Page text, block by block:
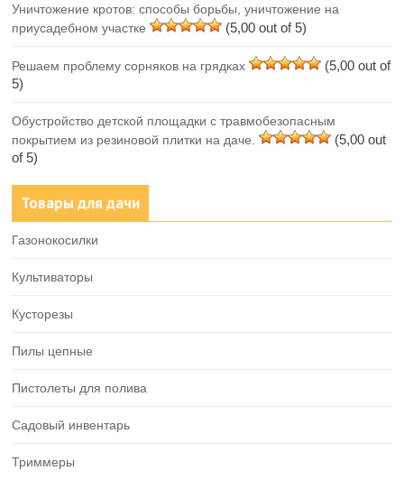
Уничтожение кротов: способы борьбы, уничтожение на
приусадебном участке
(5,00 out of 5)
Решаем проблему сорняков на грядках
(5,00 out of
5)
Обустройство детской площадки с травмобезопасным
покрытием из резиновой плитки на даче.
(5,00 out
of 5)
Товары для дачи
Газонокосилки
Культиваторы
Кусторезы
Пилы цепные
Пистолеты для полива
Садовый инвентарь
Триммеры